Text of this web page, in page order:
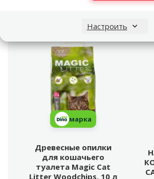
Настроить
Dino Zoo рекомендует
марка
Древесные опилки
для кошачьего
туалета Magic Cat
Litter Woodchips, 10 л